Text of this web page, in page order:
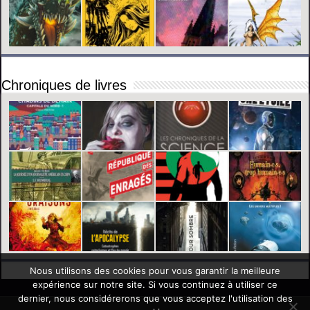
Chroniques de livres
Nous utilisons des cookies pour vous garantir la meilleure
expérience sur notre site. Si vous continuez à utiliser ce
dernier, nous considérerons que vous acceptez l'utilisation des